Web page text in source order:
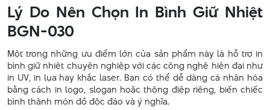
Lý Do Nên Chọn In Bình Giữ Nhiệt
BGN-030
Một trong những ưu điểm lớn của sản phẩm này là hỗ trợ in
bình giữ nhiệt chuyên nghiệp với các công nghệ hiện đại như
in UV, in lụa hay khắc laser. Bạn có thể dễ dàng cá nhân hóa
bằng cách in logo, slogan hoặc thông điệp riêng, biến chiếc
bình thành món đồ độc đáo và ý nghĩa.